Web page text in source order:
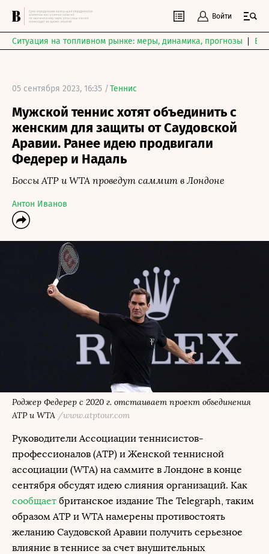
Войти
Ситуация на топливном рынке: меры, динамика, прогнозы
05 сентября 2023, 16:35 /Теннис
Мужской теннис хотят объединить с
женским для защиты от Саудовской
Аравии. Ранее идею продвигали
Федерер и Надаль
Боссы ATP и WTA проведут саммит в Лондоне
Антон Иванов
Роджер Федерер с 2020 г. отстаивает проект объединения
ATP и WTA /www.atptour.com
Руководители Ассоциации теннисистов-
профессионалов (ATP) и Женской теннисной
ассоциации (WTA) на саммите в Лондоне в конце
сентября обсудят идею слияния организаций. Как
сообщает британское издание The Telegraph, таким
образом ATP и WTA намерены противостоять
желанию Саудовской Аравии получить серьезное
влияние в теннисе за счет внушительных